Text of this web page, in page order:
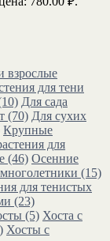
взрослые
для тени
Для сада
(70) Для сухих
Крупные
для
(46) Осенние
(15)
для тенистых
(23)
(5) Хоста с
Хосты с